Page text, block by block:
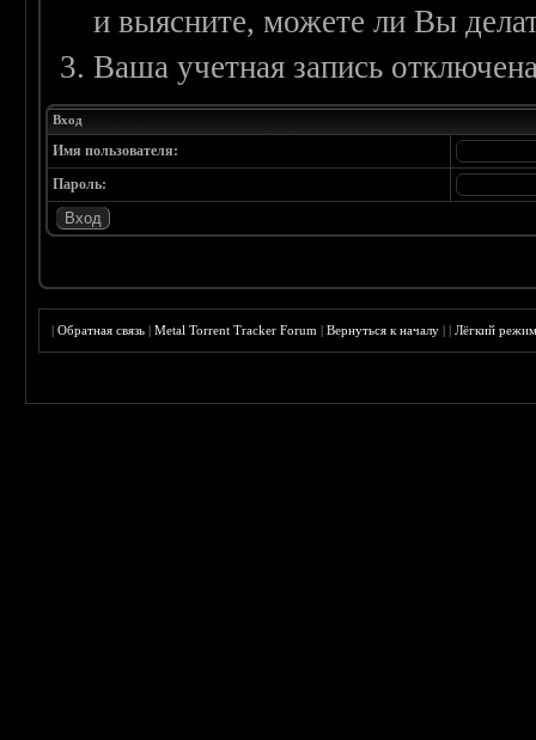
и выясните, можете ли Вы
Ваша учетная запись
Вход
Имя пользователя:
Пароль:
|Обратная связь |Metal Torrent Tracker Forum |Вернуться к началу ||Лёгкий